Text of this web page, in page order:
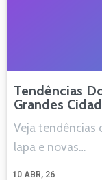
Tendências
Grandes
10 ABR, 26
Veja tendências
lapa e novas…